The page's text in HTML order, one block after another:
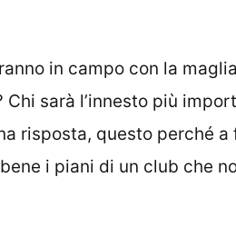
in campo con la
sarà l’innesto più
risposta, questo perché a
i piani di un club che